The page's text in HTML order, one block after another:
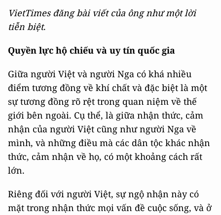
VietTimes đăng bài viết của ông như một lời
tiễn biệt.
Quyền lực hộ chiếu và uy tín quốc gia
Giữa người Việt và người Nga có khá nhiều
điểm tương đồng về khí chất và đặc biệt là một
sự tương đồng rõ rệt trong quan niệm về thế
giới bên ngoài. Cụ thể, là giữa nhận thức, cảm
nhận của người Việt cũng như người Nga về
mình, và những điều mà các dân tộc khác nhận
thức, cảm nhận về họ, có một khoảng cách rất
lớn.
Riêng đối với người Việt, sự ngộ nhận này có
mặt trong nhận thức mọi vấn đề cuộc sống, và ở